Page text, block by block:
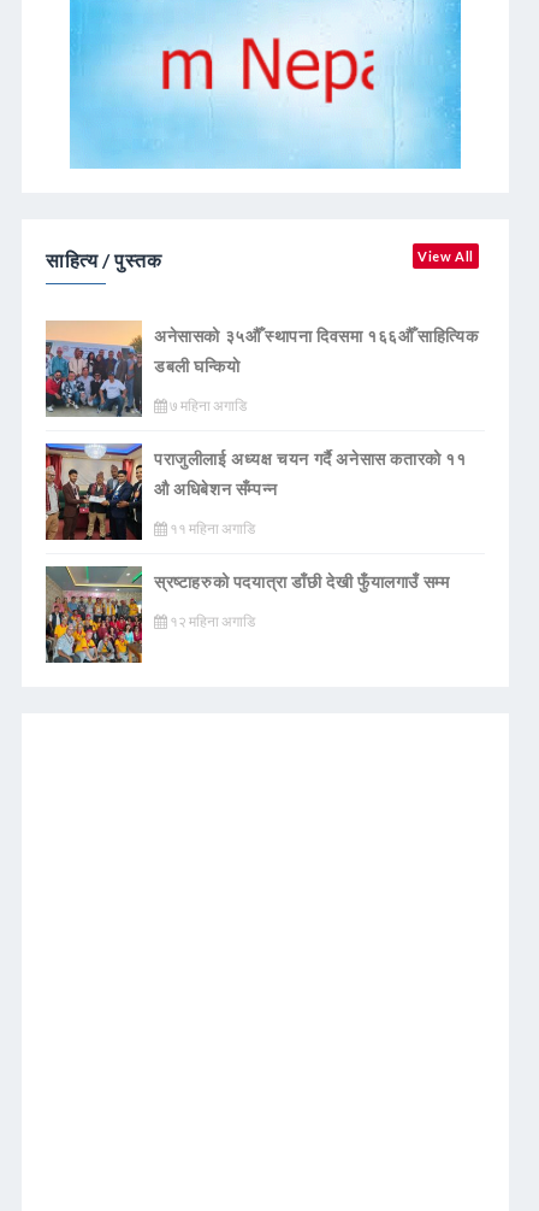
साहित्य / पुस्तक View All
अनेसासको ३५औँ स्थापना दिवसमा १६६औँ साहित्यिक
डबली घन्कियाे
७ महिना अगाडि
पराजुलीलाई अध्यक्ष चयन गर्दै अनेसास कतारको ११
औ अधिबेशन सँम्पन्न
११ महिना अगाडि
स्रष्टाहरुको पदयात्रा डाँछी देखी फुँयालगाउँ सम्म
१२ महिना अगाडि